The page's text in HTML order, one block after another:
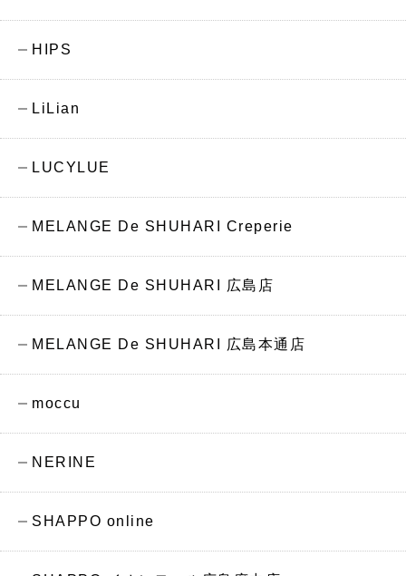
HIPS
LiLian
LUCYLUE
MELANGE De SHUHARI Creperie
MELANGE De SHUHARI 広島店
MELANGE De SHUHARI 広島本通店
moccu
NERINE
SHAPPO online